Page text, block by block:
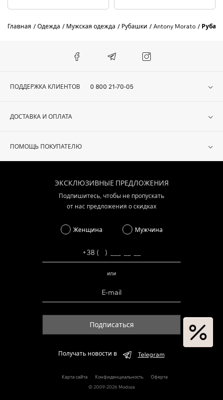
Главная Одежда Мужская одежда Рубашки Antony Morato
ПОДДЕРЖКА КЛИЕНТОВ 0 800 21-70-05
ДОСТАВКА И ОПЛАТА
ПОМОЩЬ ПОКУПАТЕЛЮ
ЭКСКЛЮЗИВНЫЕ ПРЕДЛОЖЕНИЯ
Подпишитесь, чтобы не пропускать
от нас предложения о скидках
Женщина Мужчина
или
Подписаться
Получать новости в Telegram
Карта сайта Конфиденциальность
Оферта
© 2009-2026 Modoza